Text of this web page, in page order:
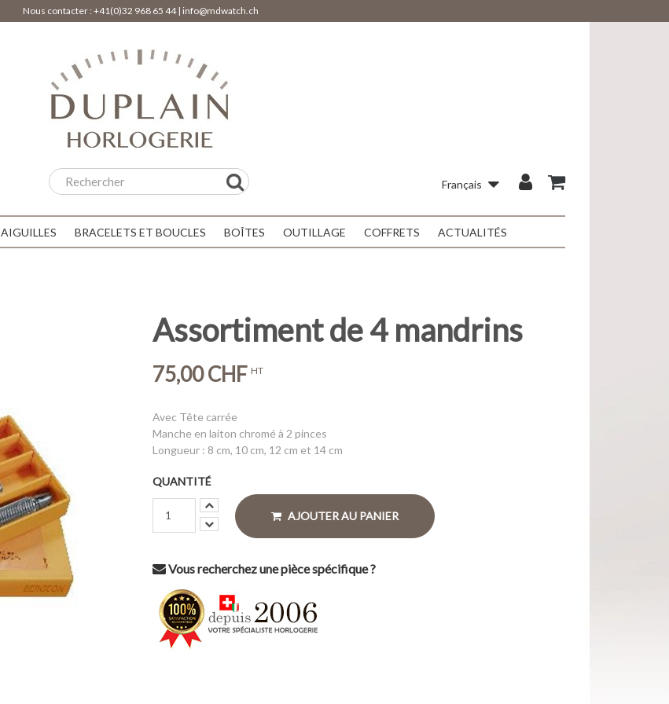
Nous contacter :+41(0)32 968 65 44| info@mdwatch.ch
Français
AIGUILLES BRACELETS ET BOUCLES BOÎTES OUTILLAGE COFFRETS ACTUALITÉS
Assortiment de 4 mandrins
75,00 CHF HT
Avec Tête carrée
Manche en laiton chromé à 2 pinces
Longueur : 8 cm, 10 cm, 12 cm et 14 cm
QUANTITÉ
AJOUTER AU PANIER
Vous recherchez une pièce spécifique ?